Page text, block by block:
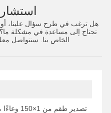
هل ترغب في طرح سؤال علينا،
تحتاج إلى مساعدة في مشكلة
الخاص بنا. سنتواصل
تصدير طقم من 1×150 وعاءًا مستديرًا سعة 24 أونصة (أبيض)